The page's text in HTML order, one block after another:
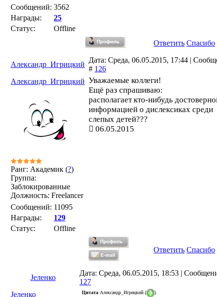
Сообщений: 3562
Награды:
25
Статус:
Offline
Ответить Спасибо
Александр_Игрицкий
Дата: Среда, 06.05.2015, 17:44 |
# 126
Александр_Игрицкий
Ранг: Академик (?)
Группа:
Заблокированные
Должность: Freelancer
Сообщений: 11095
Награды:
129
Статус:
Offline
Уважаемые коллеги!
Ещё раз спрашиваю:
располагает кто-нибудь
информацией о дислексиках среди
слепых детей???
06.05.2015
Ответить Спасибо
Јеленко
Дата: Среда, 06.05.2015, 18:53 |
127
Јеленко
Цитата Александр_Игрицкий ( )